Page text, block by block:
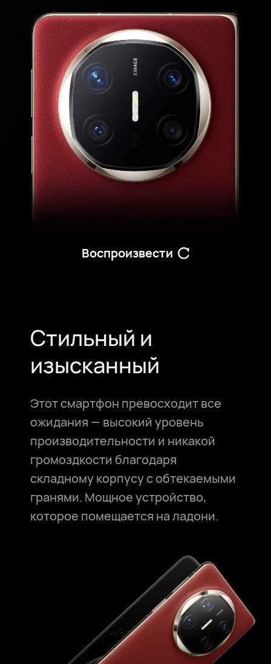
Воспроизвести
Стильный и
изысканный
Этот смартфон превосходит все
ожидания — высокий уровень
производительности и никакой
громоздкости благодаря
складному корпусу с обтекаемыми
гранями. Мощное устройство,
которое помещается на ладони.